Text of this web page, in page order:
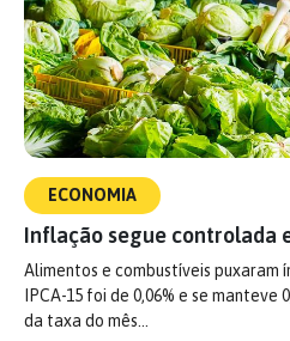
ECONOMIA
Inflação segue controlada
Alimentos e combustíveis puxaram
IPCA-15 foi de 0,06% e se
da taxa do mês…